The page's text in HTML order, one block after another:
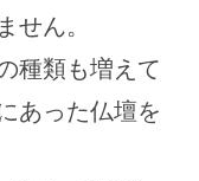
せん。
種類も増えて
あった仏壇を